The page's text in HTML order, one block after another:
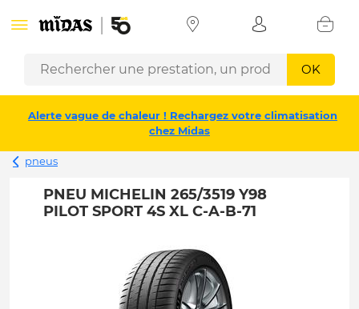
OK
Alerte vague de chaleur ! Rechargez votre climatisation
chez Midas
pneus
PNEU MICHELIN 265/3519 Y98
PILOT SPORT 4S XL C-A-B-71